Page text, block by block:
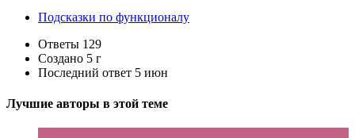
Подсказки по функционалу
Ответы 129
Создано 5 г
Последний ответ 5 июн
Лучшие авторы в этой теме